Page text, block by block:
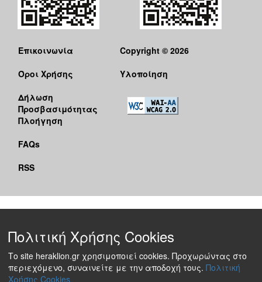
Επικοινωνία
Όροι Χρήσης
Δήλωση
Προσβασιμότητας
Πλοήγηση
FAQs
RSS
Copyright © 2026
Υλοποίηση
Πολιτική Χρήσης Cookies
Το site heraklion.gr χρησιμοποιεί cookies. Προχωρώντας στο
περιεχόμενο, συναινείτε με την αποδοχή τους. Πολιτική
Χρήσης Cookies